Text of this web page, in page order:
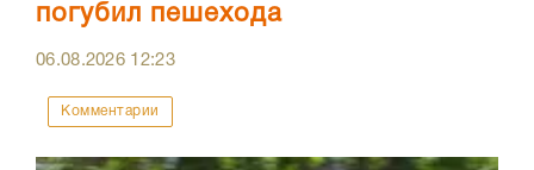
погубил пешехода
06.08.2026 12:23
Комментарии